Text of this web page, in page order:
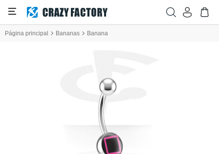
Página principal Bananas Banana